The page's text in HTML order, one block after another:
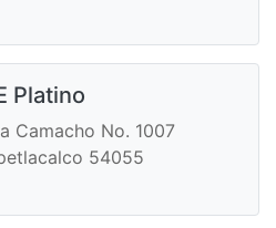
Platino
Camacho No. 1007
54055